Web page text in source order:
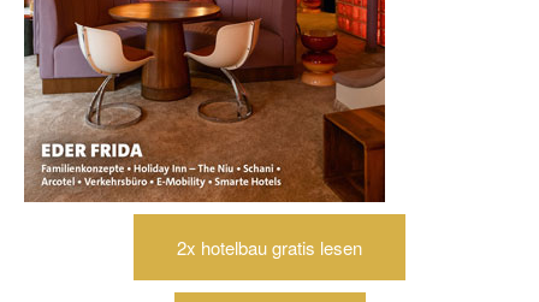
2x hotelbau gratis lesen